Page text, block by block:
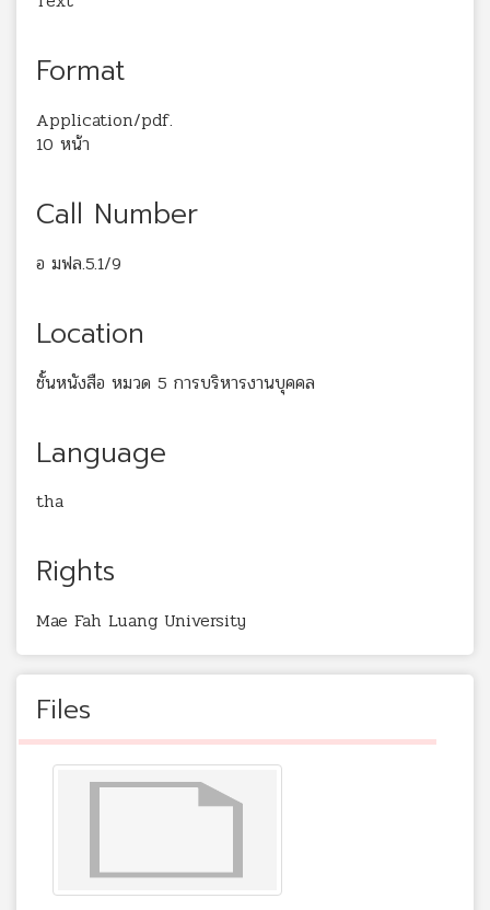
Format
Application/pdf.
10 หน้า
Call Number
อ มฟล.5.1/9
Location
ชั้นหนังสือ หมวด 5 การบริหารงานบุคคล
Language
tha
Rights
Mae Fah Luang University
Files